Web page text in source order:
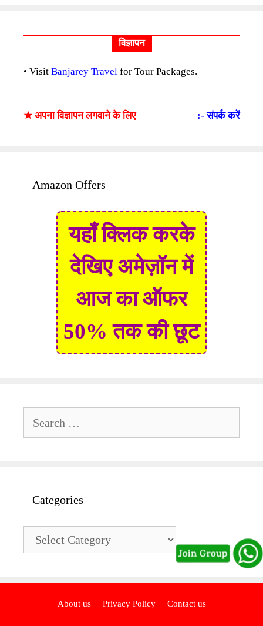
विज्ञापन
• Visit Banjarey Travel for Tour Packages.
★ अपना विज्ञापन लगवाने के लिए :- संपर्क करें
Amazon Offers
यहाँ क्लिक करके
देखिए अमेज़ॉन में
आज का ऑफर
50% तक की छूट
for:
Categories
Categories
About us Privacy Policy Contact us